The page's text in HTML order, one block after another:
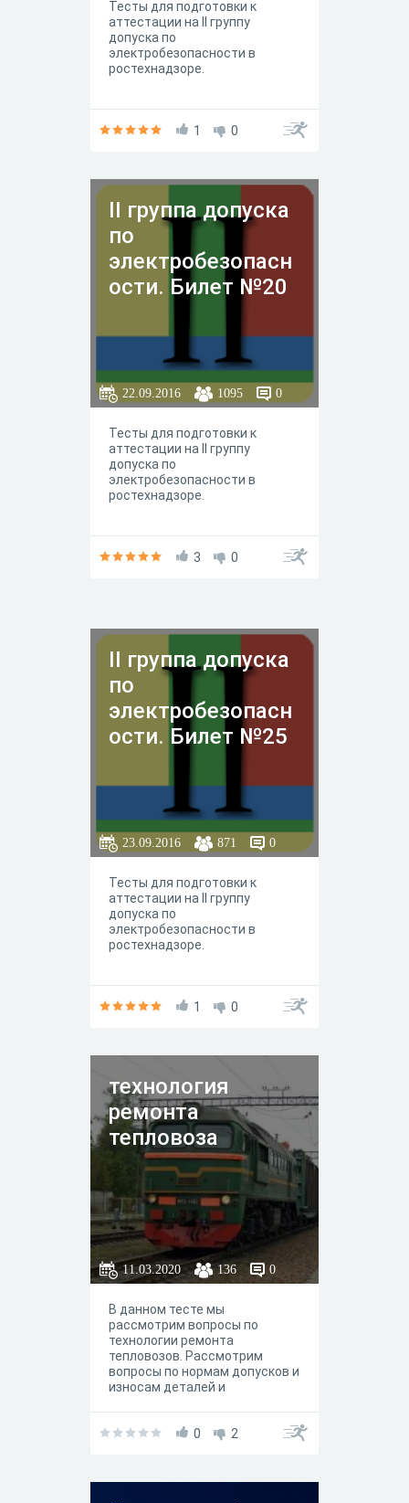
Тесты для подготовки к
аттестации на II группу
допуска по
электробезопасности в
ростехнадзоре.
1 0
II группа допуска
по
электробезопасн
ости. Билет №20
22.09.2016 1095 0
Тесты для подготовки к
аттестации на II группу
допуска по
электробезопасности в
ростехнадзоре.
3 0
II группа допуска
по
электробезопасн
ости. Билет №25
23.09.2016 871 0
Тесты для подготовки к
аттестации на II группу
допуска по
электробезопасности в
ростехнадзоре.
1 0
технология
ремонта
тепловоза
11.03.2020 136 0
В данном тесте мы
рассмотрим вопросы по
технологии ремонта
тепловозов. Рассмотрим
вопросы по нормам допусков и
износам деталей и
оборудованию,
0 2